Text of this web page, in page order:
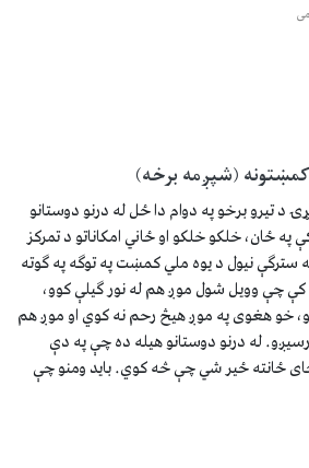
(شپږمه برخه)
د تیرو برخو په دوام دا ځل له درنو دوستانو
ځان، خلکو خلکو او ځاني امکاناتو د تمرکز
ته سترګې نیول د یوه ملي کمښت په توګه په ګوته
کې چې وویل شول موږ هم له نور ګیلې کوو،
خو هغوی په موږ هیڅ رحم نه کوي او موږ هم
له درنو دوستانو هیله ده چې په دې
ځانته ځیر شي چې څه کوي. باید ومنو چې